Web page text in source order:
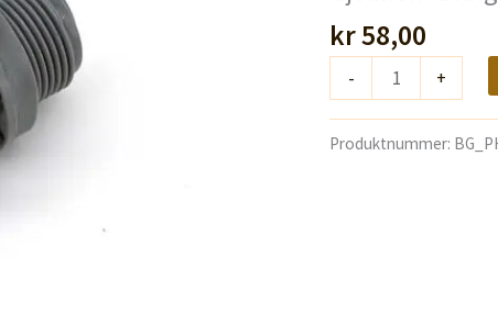
kr58,00
-
Gjennomføring
-
9.5mm
+
Produktnummer: